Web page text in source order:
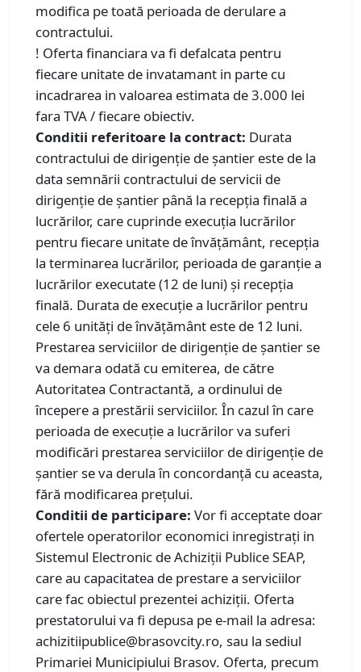
modifica pe toată perioada de derulare a
contractului.
! Oferta financiara va fi defalcata pentru
fiecare unitate de invatamant in parte cu
incadrarea in valoarea estimata de 3.000 lei
fara TVA / fiecare obiectiv.
Conditii referitoare la contract: Durata
contractului de dirigenţie de şantier este de la
data semnării contractului de servicii de
dirigenţie de şantier până la recepţia finală a
lucrărilor, care cuprinde execuţia lucrărilor
pentru fiecare unitate de învățământ, recepţia
la terminarea lucrărilor, perioada de garanţie a
lucrărilor executate (12 de luni) şi recepţia
finală. Durata de execuție a lucrărilor pentru
cele 6 unități de învățământ este de 12 luni.
Prestarea serviciilor de dirigenție de șantier se
va demara odată cu emiterea, de către
Autoritatea Contractantă, a ordinului de
începere a prestării serviciilor. În cazul în care
perioada de execuție a lucrărilor va suferi
modificări prestarea serviciilor de dirigenție de
șantier se va derula în concordanță cu aceasta,
fără modificarea prețului.
Conditii de participare: Vor fi acceptate doar
ofertele operatorilor economici inregistrați in
Sistemul Electronic de Achiziții Publice SEAP,
care au capacitatea de prestare a serviciilor
care fac obiectul prezentei achiziții. Oferta
prestatorului va fi depusa pe e-mail la adresa:
achizitiipublice@brasovcity.ro, sau la sediul
Primariei Municipiului Brasov. Oferta, precum